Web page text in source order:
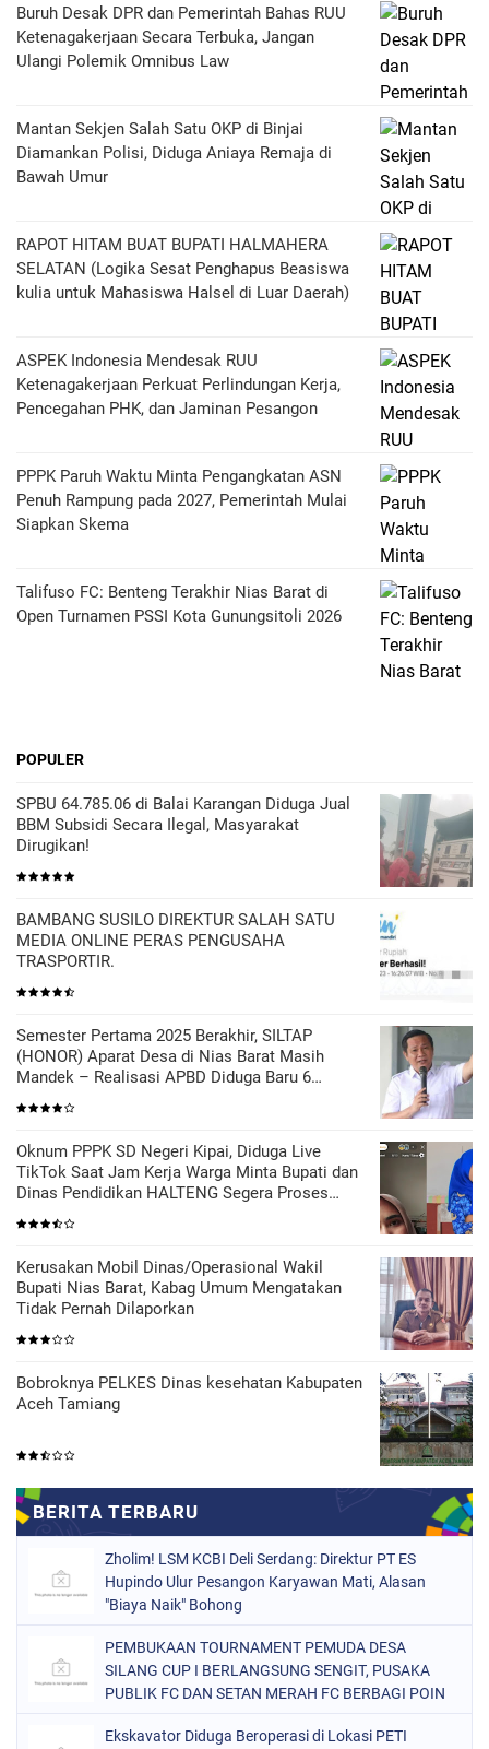
Buruh Desak DPR dan Pemerintah Bahas RUU
Ketenagakerjaan Secara Terbuka, Jangan
Ulangi Polemik Omnibus Law
Mantan Sekjen Salah Satu OKP di Binjai
Diamankan Polisi, Diduga Aniaya Remaja di
Bawah Umur
RAPOT HITAM BUAT BUPATI HALMAHERA
SELATAN (Logika Sesat Penghapus Beasiswa
kulia untuk Mahasiswa Halsel di Luar Daerah)
ASPEK Indonesia Mendesak RUU
Ketenagakerjaan Perkuat Perlindungan Kerja,
Pencegahan PHK, dan Jaminan Pesangon
PPPK Paruh Waktu Minta Pengangkatan ASN
Penuh Rampung pada 2027, Pemerintah Mulai
Siapkan Skema
Talifuso FC: Benteng Terakhir Nias Barat di
Open Turnamen PSSI Kota Gunungsitoli 2026
POPULER
SPBU 64.785.06 di Balai Karangan Diduga Jual
BBM Subsidi Secara Ilegal, Masyarakat
Dirugikan!
BAMBANG SUSILO DIREKTUR SALAH SATU
MEDIA ONLINE PERAS PENGUSAHA
TRASPORTIR.
Semester Pertama 2025 Berakhir, SILTAP
(HONOR) Aparat Desa di Nias Barat Masih
Mandek – Realisasi APBD Diduga Baru 6
Persen
Oknum PPPK SD Negeri Kipai, Diduga Live
TikTok Saat Jam Kerja Warga Minta Bupati dan
Dinas Pendidikan HALTENG Segera Proses
Sesuai Hukum
Kerusakan Mobil Dinas/Operasional Wakil
Bupati Nias Barat, Kabag Umum Mengatakan
Tidak Pernah Dilaporkan
Bobroknya PELKES Dinas kesehatan Kabupaten
Aceh Tamiang
Zholim! LSM KCBI Deli Serdang: Direktur PT ES
Hupindo Ulur Pesangon Karyawan Mati, Alasan
"Biaya Naik" Bohong
PEMBUKAAN TOURNAMENT PEMUDA DESA
SILANG CUP I BERLANGSUNG SENGIT, PUSAKA
PUBLIK FC DAN SETAN MERAH FC BERBAGI POIN
Ekskavator Diduga Beroperasi di Lokasi PETI